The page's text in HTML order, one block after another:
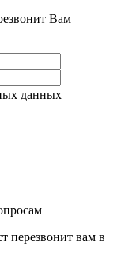
Вам
данных
перезвонит вам в